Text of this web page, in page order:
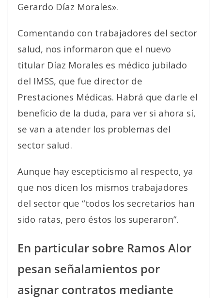
Gerardo Díaz Morales».
Comentando con trabajadores del sector
salud, nos informaron que el nuevo
titular Díaz Morales es médico jubilado
del IMSS, que fue director de
Prestaciones Médicas. Habrá que darle el
beneficio de la duda, para ver si ahora sí,
se van a atender los problemas del
sector salud.
Aunque hay escepticismo al respecto, ya
que nos dicen los mismos trabajadores
del sector que “todos los secretarios han
sido ratas, pero éstos los superaron”.
En particular sobre Ramos Alor
pesan señalamientos por
asignar contratos mediante